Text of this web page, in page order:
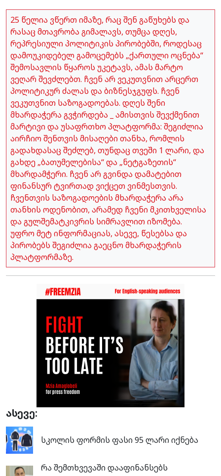
25 წელია ვწერთ იმაზე, რაც შენ გაწუხებს და
რასაც მთავრობა გიმალავს, თუმცა დღეს,
რეპრესიული პოლიტიკის პირობებში, როდესაც
დამოუკიდებელ გამოცემებს „ქართული ოცნება“
შემოსავლის წყაროს უკეტავს, ამას მარტო
ვეღარ შევძლებთ. ჩვენ არ ვეკუთვნით არცერთ
პოლიტიკურ ძალას და ბიზნესჯგუფს. ჩვენ
ვეკუთვნით საზოგადოებას. დღეს შენი
მხარდაჭერა გვჭირდება _ ამისთვის შევქმენით
მარტივი და უსაფრთხო პლატფორმა: შეგიძლია
აირჩიო შენთვის მისაღები თანხა, რომლის
გადახდასაც შეძლებ, თუნდაც თვეში 1 ლარი, და
გახდე „ბათუმელებისა“ და „ნეტგაზეთის“
მხარდამჭერი. ჩვენ არ გვინდა დამატებით
ფინანსურ ტვირთად ვიქცეთ ვინმესთვის.
ჩვენთვის საზოგადოების მხარდაჭერა არა
თანხის ოდენობით, არამედ ჩვენი მკითხველისა
და გულშემატკივრის სიმრავლით იზომება.
უფრო მეტ ინფორმაციას, ასევე, წესებსა და
პირობებს შეგიძლია გაეცნო მხარდაჭერის
პლატფორმაზე.
ასევე:
სკოლის ფორმის ფასი 95 ლარი იქნება
რა შემთხვევაში დააფინანსებს